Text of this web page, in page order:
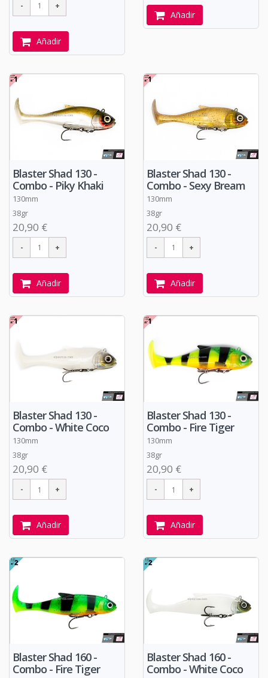
Añadir
Añadir
Blaster Shad 130 -
Combo - Piky Khaki
130mm
38gr
20,90 €
Añadir
Blaster Shad 130 -
Combo - Sexy Bream
130mm
38gr
20,90 €
Añadir
Blaster Shad 130 -
Combo - White Coco
130mm
38gr
20,90 €
Añadir
Blaster Shad 130 -
Combo - Fire Tiger
130mm
38gr
20,90 €
Añadir
Blaster Shad 160 -
Combo - Fire Tiger
Blaster Shad 160 -
Combo - White Coco